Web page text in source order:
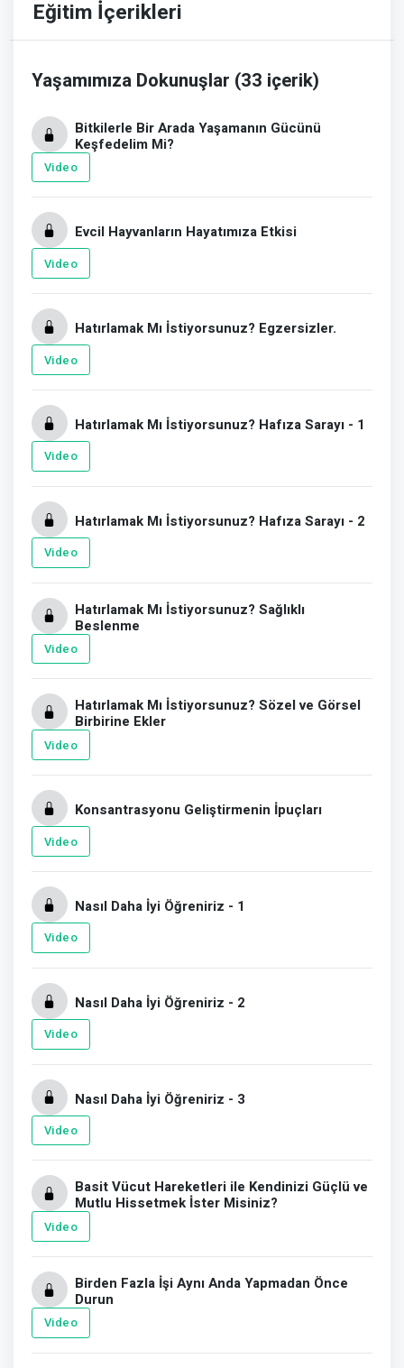
Eğitim İçerikleri
Yaşamımıza Dokunuşlar (33 içerik)
Bitkilerle Bir Arada Yaşamanın Gücünü
Keşfedelim Mi?
Video
Evcil Hayvanların Hayatımıza Etkisi
Video
Hatırlamak Mı İstiyorsunuz? Egzersizler.
Video
Hatırlamak Mı İstiyorsunuz? Hafıza Sarayı - 1
Video
Hatırlamak Mı İstiyorsunuz? Hafıza Sarayı - 2
Video
Hatırlamak Mı İstiyorsunuz? Sağlıklı
Beslenme
Video
Hatırlamak Mı İstiyorsunuz? Sözel ve Görsel
Birbirine Ekler
Video
Konsantrasyonu Geliştirmenin İpuçları
Video
Nasıl Daha İyi Öğreniriz - 1
Video
Nasıl Daha İyi Öğreniriz - 2
Video
Nasıl Daha İyi Öğreniriz - 3
Video
Basit Vücut Hareketleri ile Kendinizi Güçlü ve
Mutlu Hissetmek İster Misiniz?
Video
Birden Fazla İşi Aynı Anda Yapmadan Önce
Durun
Video